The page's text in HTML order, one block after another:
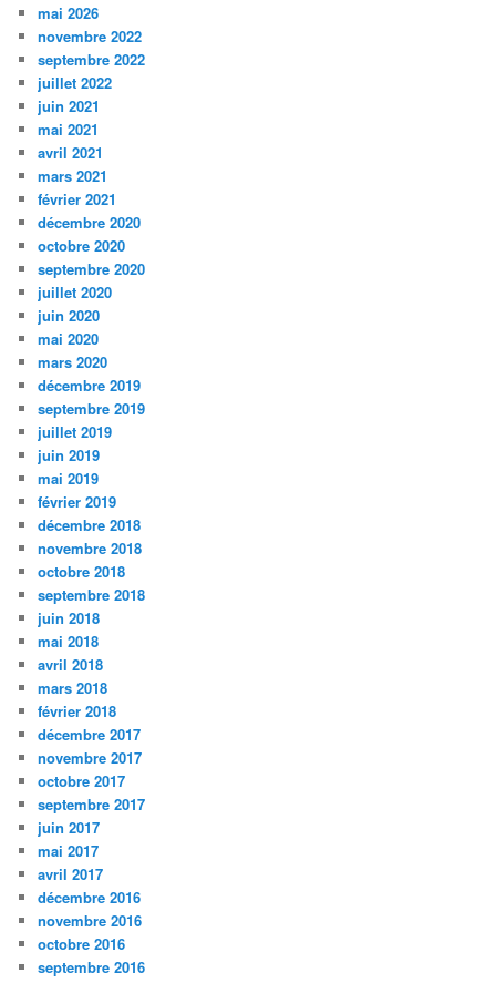
mai 2026
novembre 2022
septembre 2022
juillet 2022
juin 2021
mai 2021
avril 2021
mars 2021
février 2021
décembre 2020
octobre 2020
septembre 2020
juillet 2020
juin 2020
mai 2020
mars 2020
décembre 2019
septembre 2019
juillet 2019
juin 2019
mai 2019
février 2019
décembre 2018
novembre 2018
octobre 2018
septembre 2018
juin 2018
mai 2018
avril 2018
mars 2018
février 2018
décembre 2017
novembre 2017
octobre 2017
septembre 2017
juin 2017
mai 2017
avril 2017
décembre 2016
novembre 2016
octobre 2016
septembre 2016